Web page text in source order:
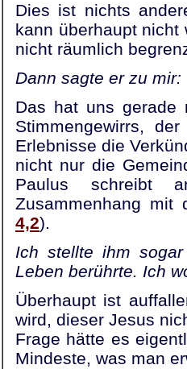
Dies ist nichts
kann überhaupt nicht
nicht räumlich
Dann sagte er zu
Das hat uns gerade
Stimmengewirrs,
Erlebnisse die
nicht nur die
Paulus schreibt
Zusammenhang mit
4,2).
Ich stellte ihm
Leben berührte. Ich
Überhaupt ist
wird, dieser Jesus
Frage hätte es
Mindeste, was man